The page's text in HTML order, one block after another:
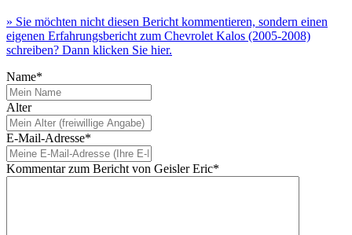
» Sie möchten nicht diesen Bericht kommentieren, sondern einen
eigenen Erfahrungsbericht zum Chevrolet Kalos (2005-2008)
schreiben? Dann klicken Sie hier.
Name*
Alter
E-Mail-Adresse*
Kommentar zum Bericht von Geisler Eric*